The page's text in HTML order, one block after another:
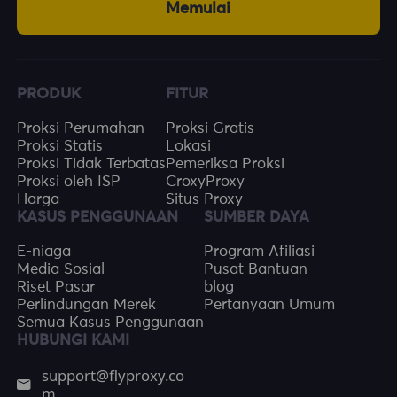
Memulai
PRODUK
Proksi Perumahan
Proksi Statis
Proksi Tidak Terbatas
Proksi oleh ISP
Harga
FITUR
Proksi Gratis
Lokasi
Pemeriksa Proksi
CroxyProxy
Situs Proxy
KASUS PENGGUNAAN
E-niaga
Media Sosial
Riset Pasar
Perlindungan Merek
Semua Kasus Penggunaan
SUMBER DAYA
Program Afiliasi
Pusat Bantuan
blog
Pertanyaan Umum
HUBUNGI KAMI
support@flyproxy.co